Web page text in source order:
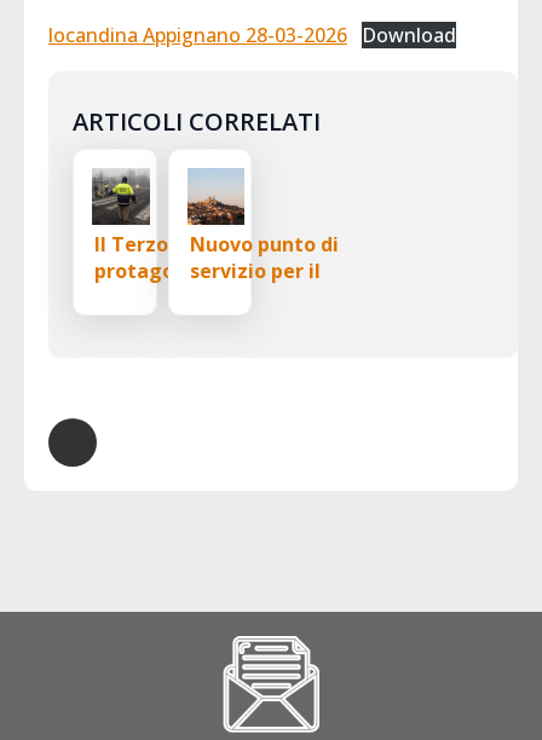
locandina Appignano 28-03-2026
Download
ARTICOLI CORRELATI
Il Terzo Settore
protagonista a
Nuovo punto di
servizio per il